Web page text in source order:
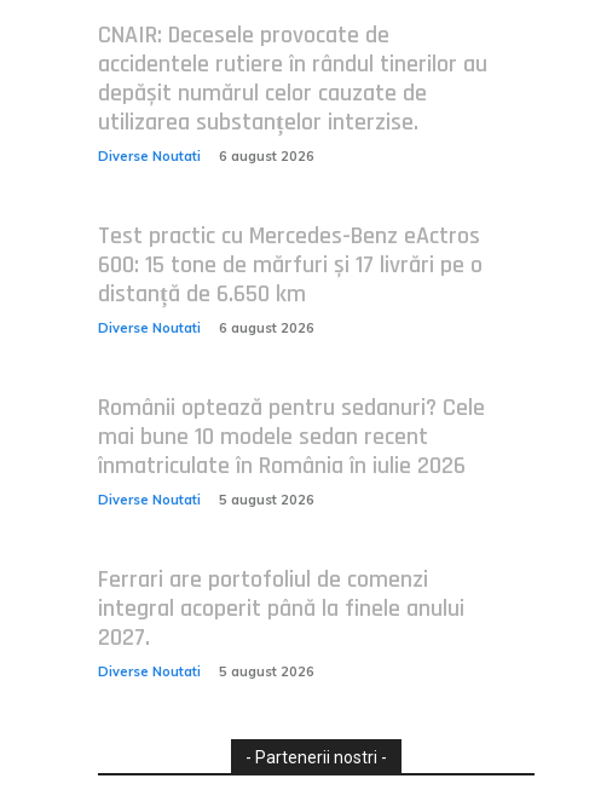
CNAIR: Decesele provocate de
accidentele rutiere în rândul tinerilor au
depășit numărul celor cauzate de
utilizarea substanțelor interzise.
Diverse Noutati 6 august 2026
Test practic cu Mercedes-Benz eActros
600: 15 tone de mărfuri și 17 livrări pe o
distanță de 6.650 km
Diverse Noutati 6 august 2026
Românii optează pentru sedanuri? Cele
mai bune 10 modele sedan recent
înmatriculate în România în iulie 2026
Diverse Noutati 5 august 2026
Ferrari are portofoliul de comenzi
integral acoperit până la finele anului
2027.
Diverse Noutati 5 august 2026
- Partenerii nostri -